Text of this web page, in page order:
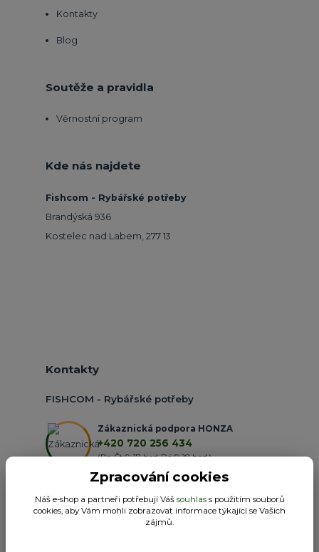
Kontakty
Blog
Soutěže a pravidla
Věrnostní program
Kde nás najdete
Fishcom - Rybářské potřeby
Brandýská 936
Kostelec nad Labem, 277 13
Kontakty
FISHCOM - Rybářské potřeby
Zákaznická podpora HONZA
+420 720 256 434
(Po-Čt 9-17 hod.,Pá 9-18 hod.)
Zpracování cookies
Náš e-shop a partneři potřebují Váš souhlass použitím souborů
cookies, aby Vám mohli zobrazovat informace týkající se Vašich
zájmů.